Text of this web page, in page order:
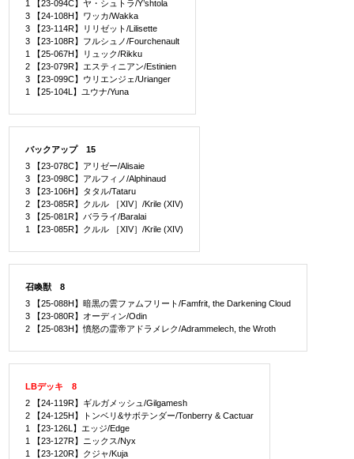
1 【23-094C】ヤ・シュトラ/Y’shtola
3 【24-108H】ワッカ/Wakka
3 【23-114R】リリゼット/Lilisette
3 【23-108R】フルシュノ/Fourchenault
1 【25-067H】リュック/Rikku
2 【23-079R】エスティニアン/Estinien
3 【23-099C】ウリエンジェ/Urianger
1 【25-104L】ユウナ/Yuna
バックアップ 15
3 【23-078C】アリゼー/Alisaie
3 【23-098C】アルフィノ/Alphinaud
3 【23-106H】タタル/Tataru
2 【23-085R】クルル ［XIV］/Krile (XIV)
3 【25-081R】バラライ/Baralai
1 【23-085R】クルル ［XIV］/Krile (XIV)
召喚獣 8
3 【25-088H】暗黒の雲ファムフリート/Famfrit, the Darkening Cloud
3 【23-080R】オーディン/Odin
2 【25-083H】憤怒の霊帝アドラメレク/Adrammelech, the Wroth
LBデッキ 8
2 【24-119R】ギルガメッシュ/Gilgamesh
2 【24-125H】トンベリ&サボテンダー/Tonberry & Cactuar
1 【23-126L】エッジ/Edge
1 【23-127R】ニックス/Nyx
1 【23-120R】クジャ/Kuja